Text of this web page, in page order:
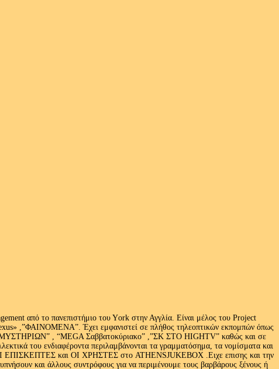
από το πανεπιστήμιο του Υork στην Αγγλία. Είναι μέλος του Project
,”ΦΑΙΝΟΜΕΝΑ”. Έχει εμφανιστεί σε πλήθος τηλεοπτικών εκπομπών όπως
, “MEGA Σαββατοκύριακο” ,”ΣΚ ΣΤΟ HIGHTV” καθώς και σε
του ενδιαφέροντα περιλαμβάνονται τα γραμματόσημα, τα νομίσματα και
ΕΠΙΣΚΕΠΤΕΣ και ΟΙ ΧΡΗΣΤΕΣ στο ATHENSJUKEBOX .Ειχε επισης και την
και άλλους συντρόφους για να περιμένουμε τους βαρβάρους ξένους ή